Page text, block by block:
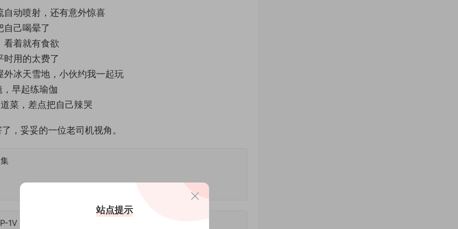
动喷射，还有意外惊喜
自己喝晕了
看着就有食欲
时用的太费了
冰天雪地，小伙约我一起玩
早起练瑜伽
菜，差点把自己辣哭
，妥妥的一位老司机视角。
1V 107.3 MB]
站点提示